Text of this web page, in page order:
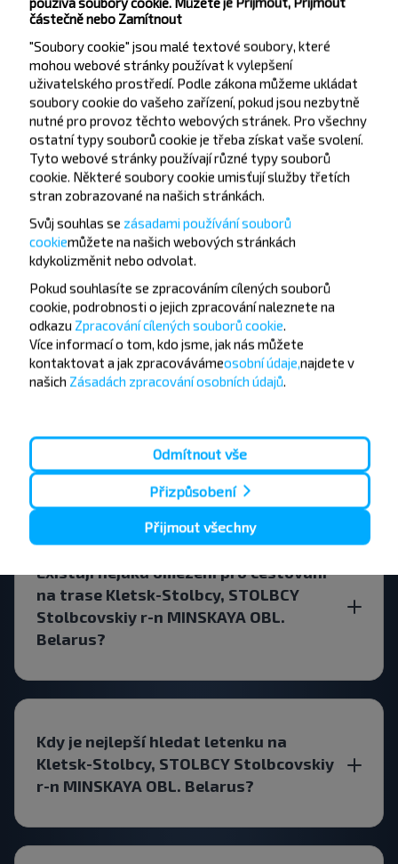
Chcete cestovat
levněji?
Nenechte si ujít akce, slevy a další zajímavé
nabídky od společnosti INFOBUS. Přihlaste se k
Přihlásit se
Často kladené otázky
Jak si mohu rezervovat letenku?
Existují nějaká omezení pro cestování
na trase Kletsk-Stolbcy, STOLBCY
Stolbcovskiy r-n MINSKAYA OBL.
Belarus?
Kdy je nejlepší hledat letenku na
Kletsk-Stolbcy, STOLBCY Stolbcovskiy
r-n MINSKAYA OBL. Belarus?
částečně nebo Zamítnout
"Soubory cookie" jsou malé textové soubory, které
mohou webové stránky používat k vylepšení
uživatelského prostředí. Podle zákona můžeme ukládat
soubory cookie do vašeho zařízení, pokud jsou nezbytně
nutné pro provoz těchto webových stránek. Pro všechny
ostatní typy souborů cookie je třeba získat vaše svolení.
Tyto webové stránky používají různé typy souborů
cookie. Některé soubory cookie umisťují služby třetích
stran zobrazované na našich stránkách.
Svůj souhlas se zásadami používání souborů
cookiemůžete na našich webových stránkách
kdykolizměnit nebo odvolat.
Pokud souhlasíte se zpracováním cílených souborů
cookie, podrobnosti o jejich zpracování naleznete na
odkazu Zpracování cílených souborů cookie.
Více informací o tom, kdo jsme, jak nás můžete
kontaktovat a jak zpracovávámeosobní údaje,najdete v
našich Zásadách zpracování osobních údajů.
Odmítnout vše
Přizpůsobení
Přijmout všechny